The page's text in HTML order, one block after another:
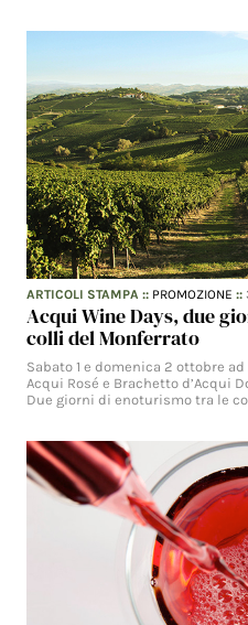
ARTICOLI STAMPA :: PROMOZIONE ::
Acqui Wine Days, due
colli del Monferrato
Sabato 1 e domenica 2 ottobre
Acqui Rosé e Brachetto d’Acqui
Due giorni di enoturismo tra le